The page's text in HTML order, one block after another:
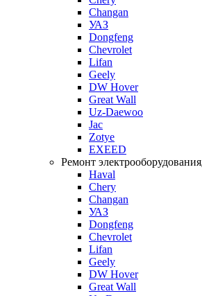
Changan
УАЗ
Dongfeng
Chevrolet
Lifan
Geely
DW Hover
Great Wall
Uz-Daewoo
Jac
Zotye
EXEED
Ремонт электрооборудования
Haval
Chery
Changan
УАЗ
Dongfeng
Chevrolet
Lifan
Geely
DW Hover
Great Wall